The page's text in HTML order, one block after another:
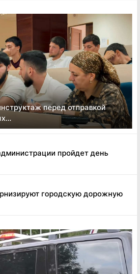
перед отправкой
пройдет день
городскую дорожную